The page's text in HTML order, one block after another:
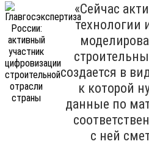
«Сейчас
технологии
создается в
к которой
данные по
с ней